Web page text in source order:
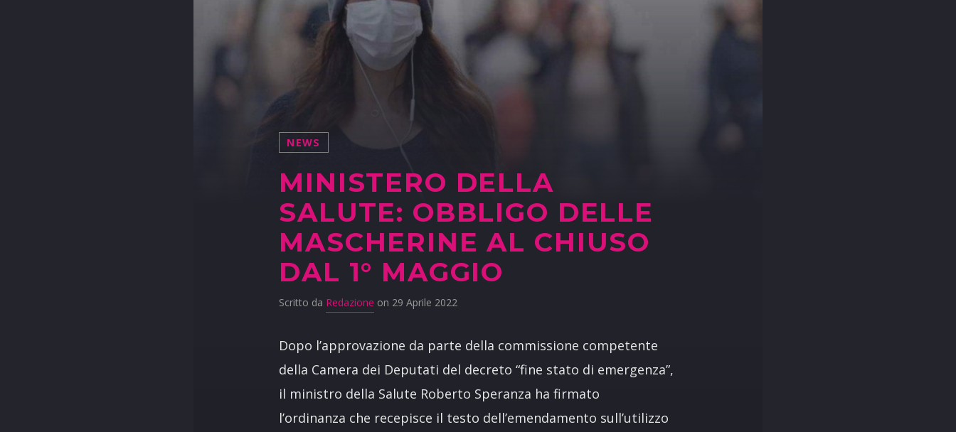
NEWS
MINISTERO DELLA
SALUTE: OBBLIGO DELLE
MASCHERINE AL CHIUSO
DAL 1° MAGGIO
Scritto da Redazione on 29 Aprile 2022
Dopo l’approvazione da parte della commissione competente
della Camera dei Deputati del decreto “fine stato di emergenza”,
il ministro della Salute Roberto Speranza ha firmato
l’ordinanza che recepisce il testo dell’emendamento sull’utilizzo